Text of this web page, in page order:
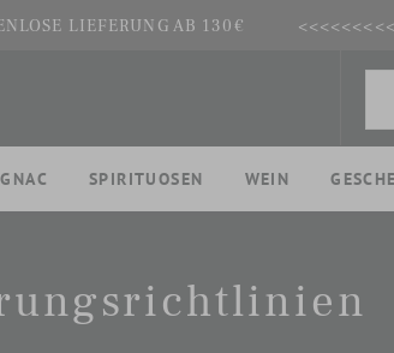
LIEFERUNG AB 130€
SPIRITUOSEN WEIN